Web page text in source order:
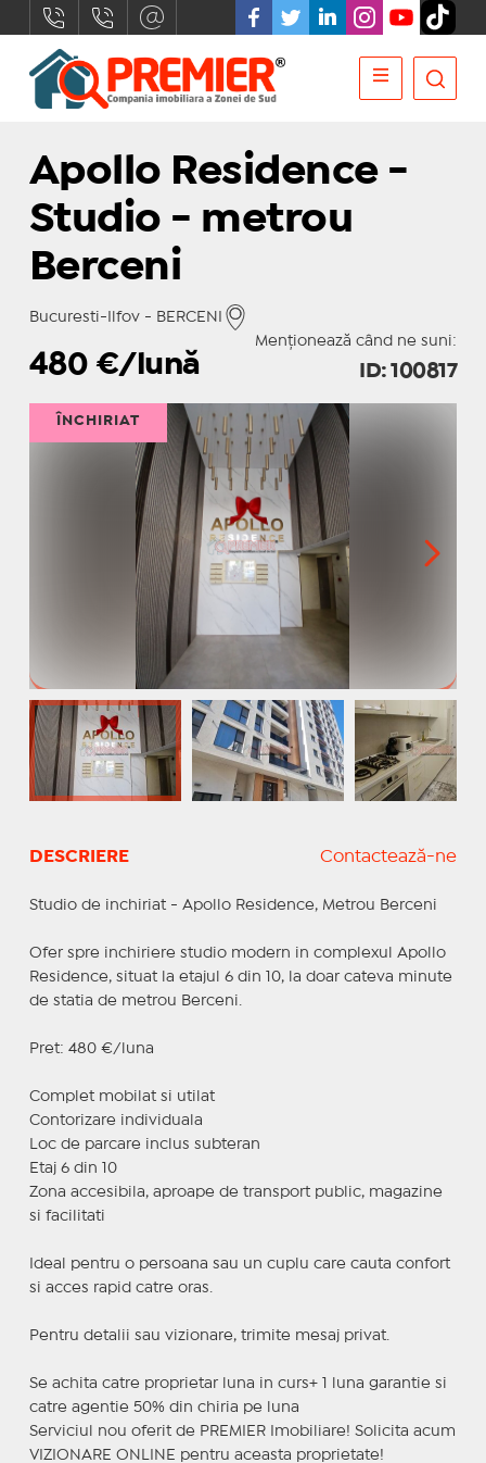
Apollo Residence -
Studio - metrou
Berceni
Bucuresti-Ilfov - BERCENI
Menționează când ne suni:
480 €/lună ID: 100817
ÎNCHIRIAT
DESCRIERE Contactează-ne
Studio de inchiriat - Apollo Residence, Metrou Berceni
Ofer spre inchiriere studio modern in complexul Apollo
Residence, situat la etajul 6 din 10, la doar cateva minute
de statia de metrou Berceni.
Pret: 480 €/luna
Complet mobilat si utilat
Contorizare individuala
Loc de parcare inclus subteran
Etaj 6 din 10
Zona accesibila, aproape de transport public, magazine
si facilitati
Ideal pentru o persoana sau un cuplu care cauta confort
si acces rapid catre oras.
Pentru detalii sau vizionare, trimite mesaj privat.
Se achita catre proprietar luna in curs+ 1 luna garantie si
catre agentie 50% din chiria pe luna
Serviciul nou oferit de PREMIER Imobiliare! Solicita acum
VIZIONARE ONLINE pentru aceasta proprietate!